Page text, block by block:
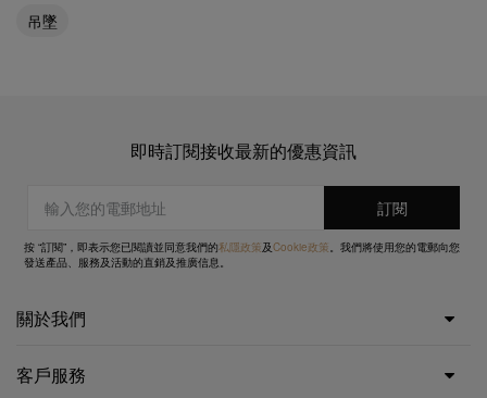
吊墜
即時訂閱接收最新的優惠資訊
按 “訂閱”，即表示您已閱讀並同意我們的私隱政策及Cookie政策。我們將使用您的電郵向您
發送產品、服務及活動的直銷及推廣信息。
關於我們
客戶服務